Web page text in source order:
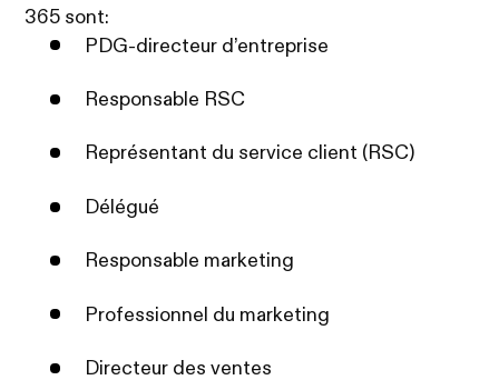
365 sont:
PDG-directeur d’entreprise
Responsable RSC
Représentant du service client (RSC)
Délégué
Responsable marketing
Professionnel du marketing
Directeur des ventes